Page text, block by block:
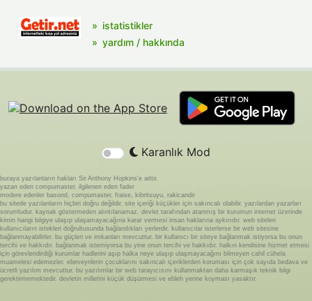
istatistikler
yardım / hakkında
Karanlık Mod
buraya yazılanların hakları Sir Anthony Hopkins'e aittir.
yazan eden compumaster, ilgilenen eden fader
modere edenler basond, compumaster, fraise, kibritsuyu, rakicandir
bu sitede yazılanların hiçbiri doğru değildir. site içeriği küçükler için sakıncalı olabilir. yazılardan yazarları
sorumludur. kaynak göstermeden alıntılanamaz. devlet tarafından atanmış bir kurumun internet üzerinde
kimin hangi bilgiye ulaşıp ulaşamayacağına karar vermesi insan haklarına aykırıdır. web siteleri
kullanıcıların istekleri doğrultusunda bağlandıkları yerlerdir. kullanıcılar isterlerse bir web sitesine
bağlanmayabilirler. bu güçleri ve imkanları mevcuttur. bir kullanıcı bir siteye bağlanmak istiyorsa bu onun
tercihi ve hakkıdır. bağlanmak istemiyorsa bu yine onun tercihi ve hakkıdır. halkın kendisine hizmet etmesi
için görevlendirdiği kurumlar hadlerini aşıp halka neye ulaşıp ulaşmayacağını bilmeyen cahil cühela
muamelesi edemezler. ebeveynlerin çocuklarını sakıncalı içeriklerden koruması için çok sayıda bedava ve
ücretli yazılım mevcuttur. bu yazılımlar bir web tarayıcısını kullanmaktan daha karmaşık teknik bilgi
gerektirmemektedir. devletin milletini küçük düşürmesi ve ebleh yerine koyması yasaktır.